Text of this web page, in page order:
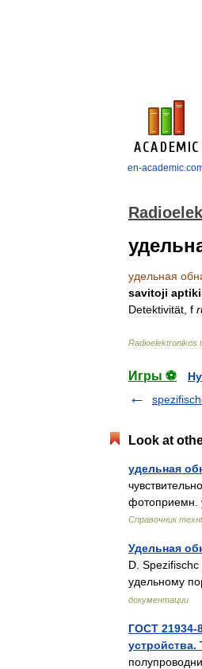
en-
удельная
savitoji
Detektivität f
Radioelektronikos
Игры ⚽
Look at
удельная
фотоприемн.
Справочник
Удельная
D.
удельному
документации
ГОСТ 21934-